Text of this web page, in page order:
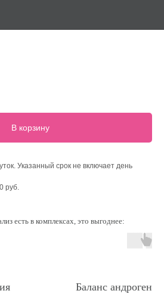
В корзину
Указанный срок не включает день
руб.
есть в комплексах, это выгоднее:
Баланс андрогенов